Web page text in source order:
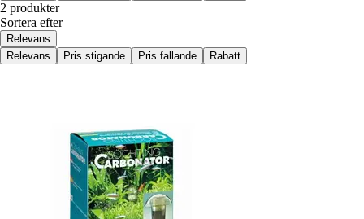
2 produkter
Sortera efter
Relevans
Relevans
Pris stigande Pris fallande Rabatt